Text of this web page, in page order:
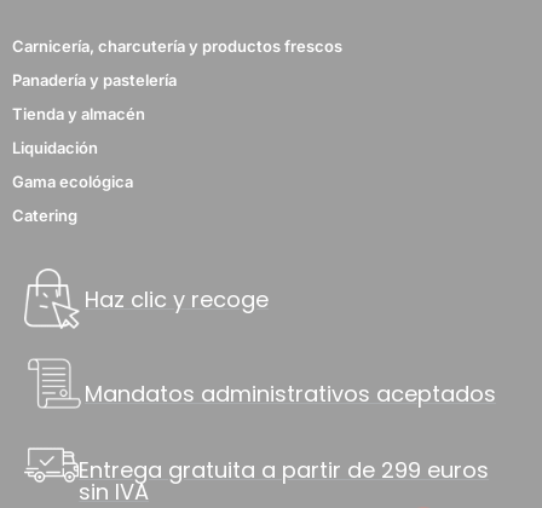
4 notas
Carnicería, charcutería y productos frescos
Panadería y pastelería
Tienda y almacén
Liquidación
Gama ecológica
Catering
Haz clic y recoge
Mandatos administrativos aceptados
Entrega gratuita a partir de 299 euros
sin IVA